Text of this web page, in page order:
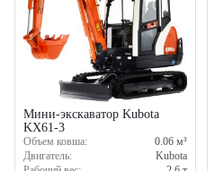
Мини-экскаватор Kubota
KX61-3
Объем ковша: 0.06 м³
Двигатель:
Kubota